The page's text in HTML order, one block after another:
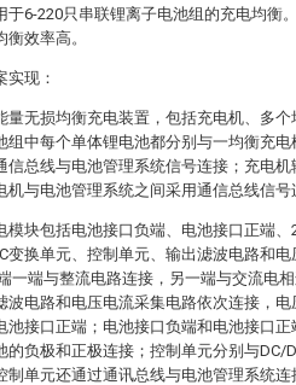
于6-220只串联锂离子电池组的充电均衡
效率高。
实现：
量无损均衡充电装置，包括充电机、多个
组中每个单体锂电池都分别与一均衡充
信总线与电池管理系统信号连接；充电
与电池管理系统之间采用通信总线信号
模块包括电池接口负端、电池接口正端、
变换单元、控制单元、输出滤波电路和
一端与整流电路连接，另一端与交流电相
波电路和电压电流采集电路依次连接，
池接口正端；电池接口负端和电池接口正
的负极和正极连接；控制单元分别与DC/
单元还通过通讯总线与电池管理系统连